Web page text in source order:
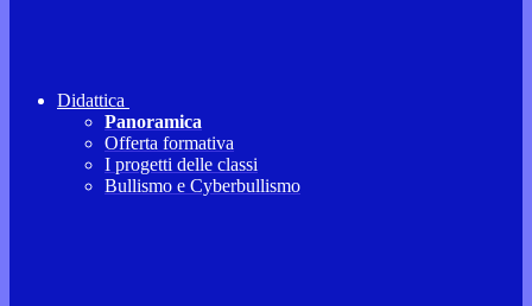
Didattica
Panoramica
Offerta formativa
I progetti delle classi
Bullismo e Cyberbullismo